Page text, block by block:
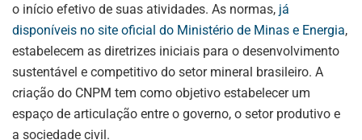
o início efetivo de suas atividades. As normas, já
disponíveis no site oficial do Ministério de Minas e Energia,
estabelecem as diretrizes iniciais para o desenvolvimento
sustentável e competitivo do setor mineral brasileiro. A
criação do CNPM tem como objetivo estabelecer um
espaço de articulação entre o governo, o setor produtivo e
a sociedade civil.